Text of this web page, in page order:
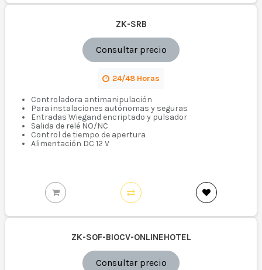
ZK-SRB
Consultar precio
24/48 Horas
Controladora antimanipulación
Para instalaciones autónomas y seguras
Entradas Wiegand encriptado y pulsador
Salida de relé NO/NC
Control de tiempo de apertura
Alimentación DC 12 V
ZK-SOF-BIOCV-ONLINEHOTEL
Consultar precio